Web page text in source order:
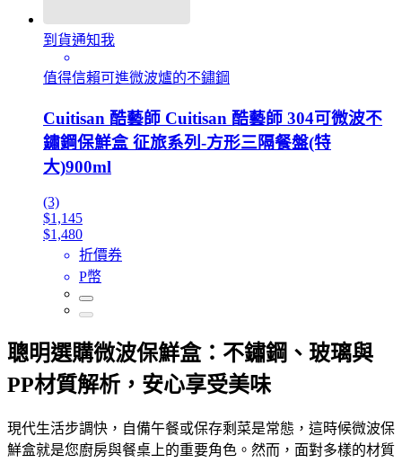
到貨通知我
值得信賴可進微波爐的不鏽鋼
Cuitisan 酷藝師 Cuitisan 酷藝師 304可微波不
鏽鋼保鮮盒 征旅系列-方形三隔餐盤(特
大)900ml
(3)
$1,145
$1,480
折價券
P幣
聰明選購微波保鮮盒：不鏽鋼、玻璃與
PP材質解析，安心享受美味
現代生活步調快，自備午餐或保存剩菜是常態，這時候微波保
鮮盒就是您廚房與餐桌上的重要角色。然而，面對多樣的材質